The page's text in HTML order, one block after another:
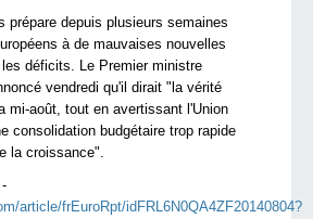
prépare depuis plusieurs semaines
à de mauvaises nouvelles
déficits. Le Premier ministre
vendredi qu'il dirait "la vérité
mi-août, tout en avertissant l'Union
consolidation budgétaire trop rapide
la croissance".
article/frEuroRpt/idFRL6N0QA4ZF20140804?